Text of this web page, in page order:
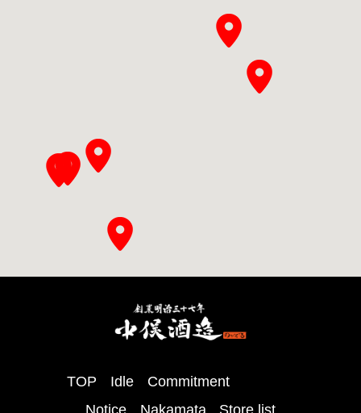
TOP Idle
Commitment
Notice
Nakamata Store list